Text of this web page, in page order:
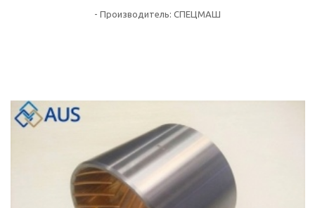
- Производитель: СПЕЦМАШ